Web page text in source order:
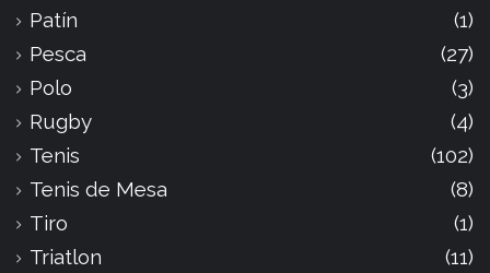
Patín
(1)
Pesca
(27)
Polo
(3)
Rugby
(4)
Tenis
(102)
Tenis de Mesa
(8)
Tiro
(1)
Triatlon
(11)